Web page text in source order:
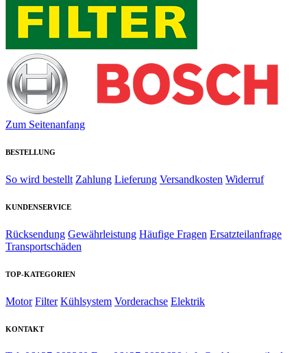
Zum Seitenanfang
BESTELLUNG
So wird bestellt Zahlung Lieferung Versandkosten Widerruf
KUNDENSERVICE
Rücksendung Gewährleistung Häufige Fragen Ersatzteilanfrage
Transportschäden
TOP-KATEGORIEN
Motor Filter Kühlsystem Vorderachse Elektrik
KONTAKT